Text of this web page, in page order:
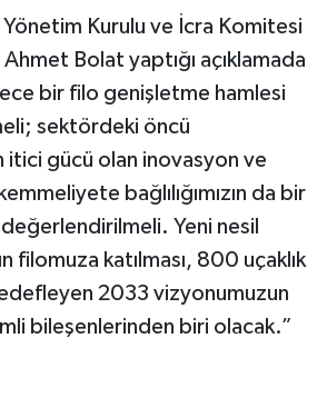
Yönetim Kurulu ve İcra Komitesi
Ahmet Bolat yaptığı açıklamada
bir filo genişletme hamlesi
sektördeki öncü
itici gücü olan inovasyon ve
bağlılığımızın da bir
değerlendirilmeli. Yeni nesil
filomuza katılması, 800 uçaklık
2033 vizyonumuzun
bileşenlerinden biri olacak.”